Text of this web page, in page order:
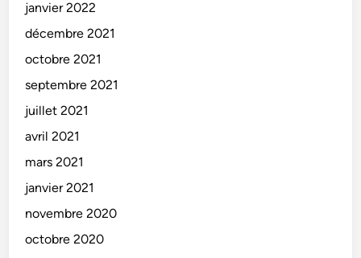
janvier 2022
décembre 2021
octobre 2021
septembre 2021
juillet 2021
avril 2021
mars 2021
janvier 2021
novembre 2020
octobre 2020